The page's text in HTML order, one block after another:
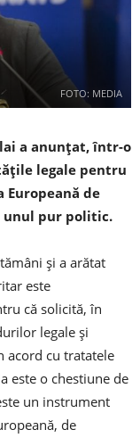
FOTO: MEDIA
a anunţat, într-o
legale pentru
de
unul pur politic.
şi a arătat
este
că solicită, în
legale şi
acord cu tratatele
este o chestiune de
un instrument
de